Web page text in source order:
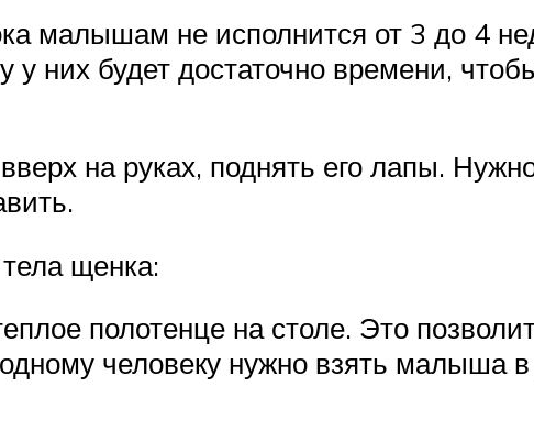
малышам не исполнится от 3 до 4
у них будет достаточно времени,
на руках, поднять его лапы.
щенка:
полотенце на столе. Это
человеку нужно взять малыша